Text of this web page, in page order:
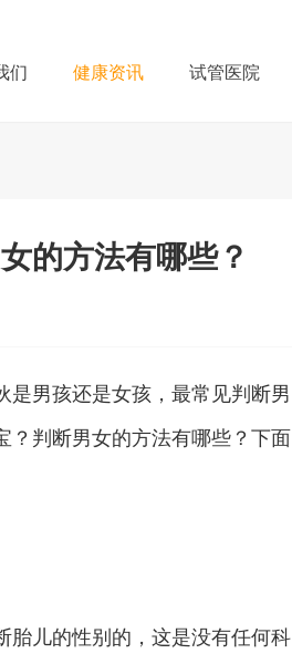
们 健康资讯 试管医院
的方法有哪些？
男孩还是女孩，最常见判断男
？判断男女的方法有哪些？下面
儿的性别的，这是没有任何科